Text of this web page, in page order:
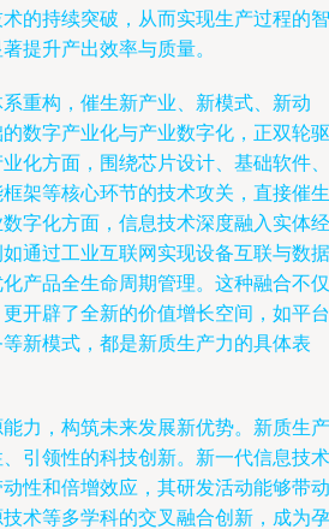
的持续突破，从而实现生产过程的智
提升产出效率与质量。
重构，催生新产业、新模式、新动
数字产业化与产业数字化，正双轮驱
化方面，围绕芯片设计、基础软件、
架等核心环节的技术攻关，直接催生
字化方面，信息技术深度融入实体经
通过工业互联网实现设备互联与数据
产品全生命周期管理。这种融合不仅
开辟了全新的价值增长空间，如平台
新模式，都是新质生产力的具体表
力，构筑未来发展新优势。新质生产
引领性的科技创新。新一代信息技术
性和倍增效应，其研发活动能够带动
术等多学科的交叉融合创新，成为孕